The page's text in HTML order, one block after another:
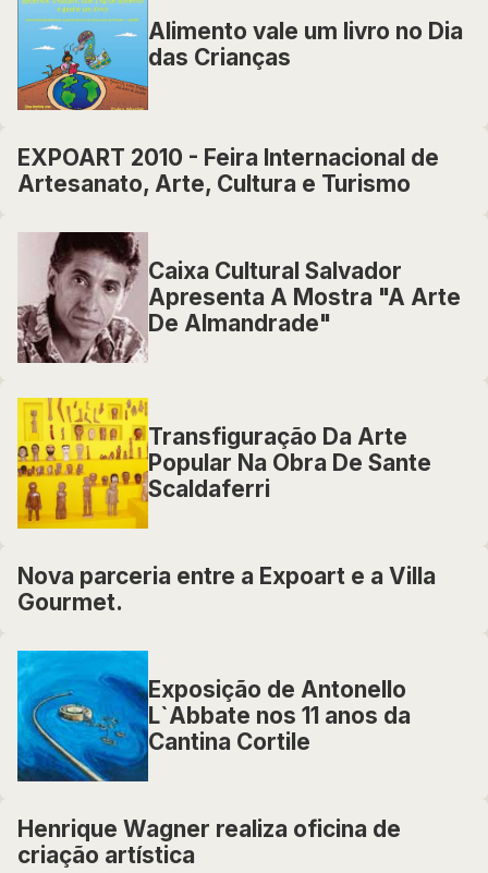
Alimento vale um livro no Dia
das Crianças
EXPOART 2010 - Feira Internacional de
Artesanato, Arte, Cultura e Turismo
Caixa Cultural Salvador
Apresenta A Mostra "A Arte
De Almandrade"
Transfiguração Da Arte
Popular Na Obra De Sante
Scaldaferri
Nova parceria entre a Expoart e a Villa
Gourmet.
Exposição de Antonello
L`Abbate nos 11 anos da
Cantina Cortile
Henrique Wagner realiza oficina de
criação artística